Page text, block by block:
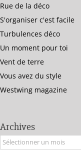
Rue de la déco
S'organiser c'est facile
Turbulences déco
Un moment pour toi
Vent de terre
Vous avez du style
Westwing magazine
Archives
Archives